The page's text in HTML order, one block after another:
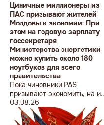
Циничные миллионеры из
ПАС призывают жителей
Молдовы к экономии: При
этом на годовую зарплату
госсекретаря
Министерства энергетики
можно купить около 180
ноутбуков для всего
правительства
Пока чиновники PAS
призывают экономить, на их
собственные доходы можно
купить технику для целого
учреждения
03.08.26